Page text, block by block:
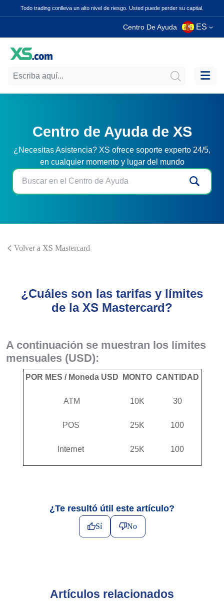
Todo trading conlleva un alto nivel de riesgo. Usted puede perder su capital.
Centro De Ayuda ES
Centro de Ayuda de XS
¿Necesitas Asistencia? XS ofrece soporte experto 24/5,
en cualquier momento y lugar del mundo
Volver a XS Mastercard
¿Cuáles son las tarifas y límites
de la XS Mastercard?
A continuación se muestran los límites
mensuales (USD):
POR MES / Moneda USD MONTO CANTIDAD
ATM 10K 30
POS 25K 100
Internet 25K 100
¿Te resultó útil este artículo?
Sí No
Artículos relacionados